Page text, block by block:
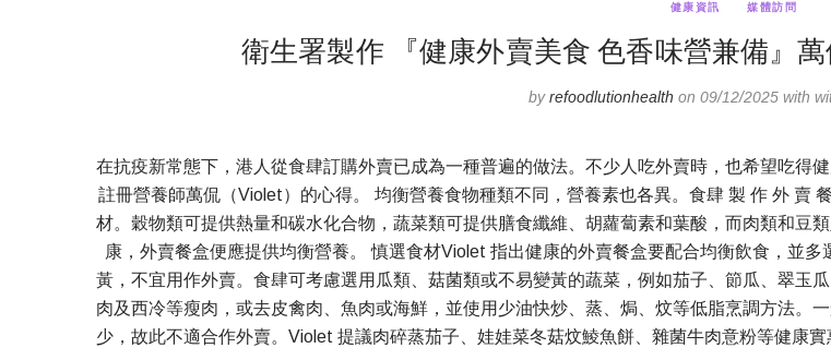
健康資訊 媒體訪問
衛生署製作 『健康外賣美食 色香味營兼備』
byrefoodlutionhealth on 09/12/2025 with
在抗疫新常態下，港人從食肆訂購外賣已成為一種普遍的做法。不少人吃外賣時，也希望吃得
註冊營養師萬侃（Violet）的心得。 均衡營養食物種類不同，營養素也各異。食肆 製 作 外 賣
材。穀物類可提供熱量和碳水化合物，蔬菜類可提供膳食纖維、胡蘿蔔素和葉酸，而肉類和豆
康，外賣餐盒便應提供均衡營養。 慎選食材Violet 指出健康的外賣餐盒要配合均衡飲食，並
黃，不宜用作外賣。食肆可考慮選用瓜類、菇菌類或不易變黃的蔬菜，例如茄子、節瓜、翠玉
肉及西冷等瘦肉，或去皮禽肉、魚肉或海鮮，並使用少油快炒、蒸、焗、炆等低脂烹調方法。
少，故此不適合作外賣。Violet 提議肉碎蒸茄子、娃娃菜冬菇炆鯪魚餅、雜菌牛肉意粉等健康